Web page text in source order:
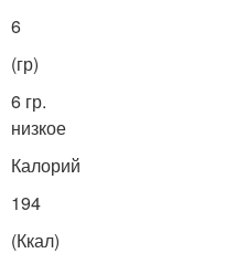
6
(гр)
6 гр.
низкое
Калорий
194
(Ккал)